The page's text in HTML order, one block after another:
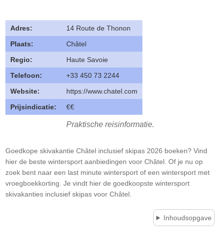
Adres:
14 Route de Thonon
Plaats:
Châtel
Regio:
Haute Savoie
Telefoon:
+33 450 73 2244
Website:
https://www.chatel.com
Prijsindicatie:
€€
Praktische reisinformatie.
Goedkope skivakantie Châtel inclusief skipas 2026 boeken? Vind
hier de beste wintersport aanbiedingen voor Châtel. Of je nu op
zoek bent naar een last minute wintersport of een wintersport met
vroegboekkorting. Je vindt hier de goedkoopste wintersport
skivakanties inclusief skipas voor Châtel.
Inhoudsopgave